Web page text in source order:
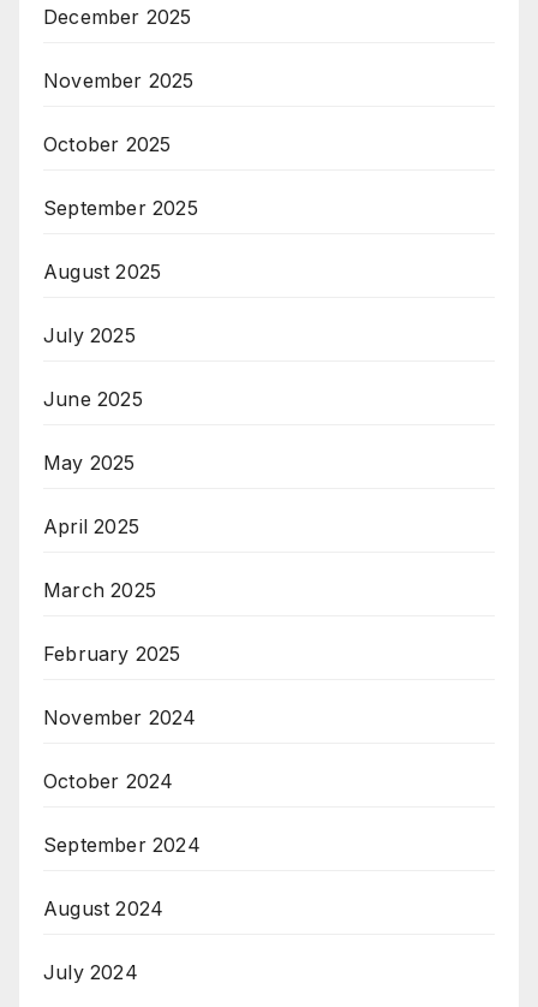
December 2025
November 2025
October 2025
September 2025
August 2025
July 2025
June 2025
May 2025
April 2025
March 2025
February 2025
November 2024
October 2024
September 2024
August 2024
July 2024